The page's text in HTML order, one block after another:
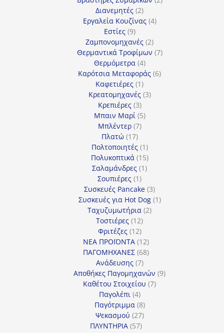
Διανεμητές 22
προϊόντα
Εργαλεία Κουζίνας 44
Εστίες 99
προϊόντα
Ζαμπονομηχανές 22
προϊόντα
Θερμαντικά Τροφίμων 77
Θερμόμετρα 44
προϊόντα
Καρότσια Μεταφοράς 66
Καφετιέρες 11
προϊόν
Κρεατομηχανές 33
Κρεπιέρες 33
προϊόντα
Μπαιν Μαρί 55
Μπλέντερ 77
Πλατώ 1717
προϊόντα
Πολτοποιητές 11
προϊόν
Πολυκοπτικά 1515
προϊόντα
Σαλαμάνδρες 11
Σουπιέρες 11
προϊόν
Συσκευές Pancake 33
προϊόντα
Συσκευές για Hot Dog 11
Ταχυζυμωτήρια 22
Τοστιέρες 1212
προϊόντα
Φριτέζες 1212
προϊόντα
ΝΕΑ ΠΡΟΪΟΝΤΑ 1212
προϊόντα
ΠΑΓΟΜΗΧΑΝΕΣ 6868
Ανάδευσης 77
προϊόντα
Αποθήκες Παγομηχανών 99
Καθέτου Στοιχείου 77
Παγολέπι 44
προϊόντα
Παγότριμμα 88
προϊόντα
Ψεκασμού 2727
προϊόντα
ΠΛΥΝΤΗΡΙΑ 5757